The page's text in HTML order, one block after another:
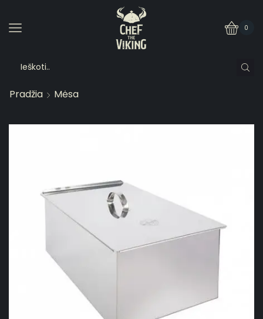
0
Pradžia Mėsa